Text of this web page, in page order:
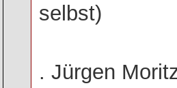
selbst)
. Jürgen